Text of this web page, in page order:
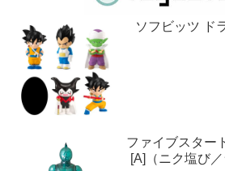
ソフビッツ ド
ファイブスター
[A]（ニク塩び／